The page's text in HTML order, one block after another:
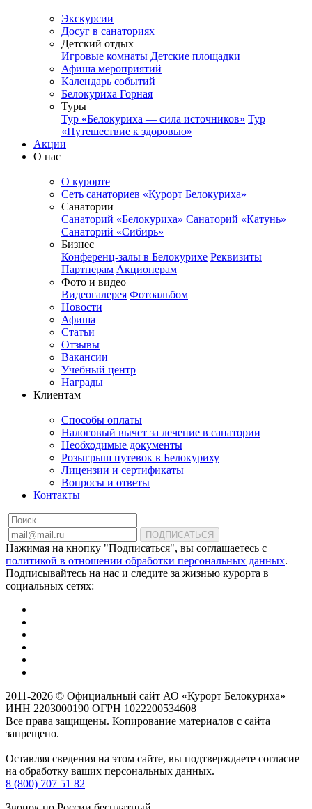
Экскурсии
Досуг в санаториях
Детский отдых
Игровые комнаты Детские площадки
Афиша мероприятий
Календарь событий
Белокуриха Горная
Туры
Тур «Белокуриха — сила источников» Тур
«Путешествие к здоровью»
Акции
О нас
О курорте
Сеть санаториев «Курорт Белокуриха»
Санатории
Санаторий «Белокуриха» Санаторий «Катунь»
Санаторий «Сибирь»
Бизнес
Конференц-залы в Белокурихе Реквизиты
Партнерам Акционерам
Фото и видео
Видеогалерея Фотоальбом
Новости
Афиша
Статьи
Отзывы
Вакансии
Учебный центр
Награды
Клиентам
Способы оплаты
Налоговый вычет за лечение в санатории
Необходимые документы
Розыгрыш путевок в Белокуриху
Лицензии и сертификаты
Вопросы и ответы
Контакты
ПОДПИСАТЬСЯ
Нажимая на кнопку "Подписаться", вы соглашаетесь с
политикой в отношении обработки персональных данных.
Подписывайтесь на нас и следите за жизнью курорта в
социальных сетях:
2011-2026 © Официальный сайт АО «Курорт Белокуриха»
ИНН 2203000190 ОГРН 1022200534608
Все права защищены. Копирование материалов с сайта
запрещено.
Оставляя сведения на этом сайте, вы подтверждаете согласие
на обработку ваших персональных данных.
8 (800) 707 51 82